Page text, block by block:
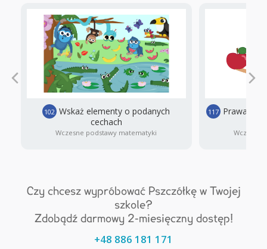
102 Wskaż elementy o podanych
cechach
Wczesne podstawy matematyki
117 Prawa czy
Wczesne
Czy chcesz wypróbować Pszczółkę w Twojej
szkole?
Zdobądź darmowy 2-miesięczny dostęp!
+48 886 181 171